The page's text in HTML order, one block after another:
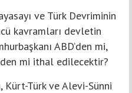
ve Türk Devriminin
kavramları devletin
ABD’den mi,
mi ithal edilecektir?
Kürt-Türk ve Alevi-Sünni